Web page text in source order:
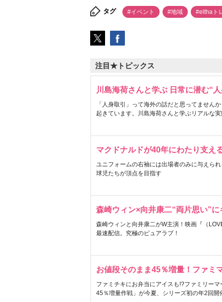
タグ #イベント #地域 #elthaト
注目★トピックス
川島海荷さんと学ぶ 日常に潜む“
「人身取引」って海外の話だと思ってません
起きています。川島海荷さんと学ぶリアルな
マクドナルドが40年にわたり支え
ユニフォームの右袖には出場者のみに与えら
球児たちが頂点を目指す
森崎ウィン×向井康二“両片思い”
森崎ウィンと向井康二がW主演！映画『（
最速配信。究極のピュアラブ！
お値段そのまま45％増量！ファミ
ファミチキにお弁当にアイスも!?ファミリー
45％増量作戦」が今夏、シリーズ初の年2回開